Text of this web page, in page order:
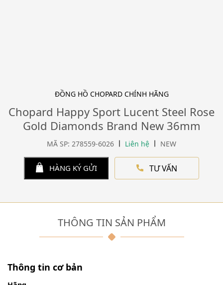
ĐỒNG HỒ CHOPARD CHÍNH HÃNG
Chopard Happy Sport Lucent Steel Rose
Gold Diamonds Brand New 36mm
MÃ SP: 278559-6026 Liên hệ NEW
HÀNG KÝ GỬI TƯ VẤN
THÔNG TIN SẢN PHẨM
Thông tin cơ bản